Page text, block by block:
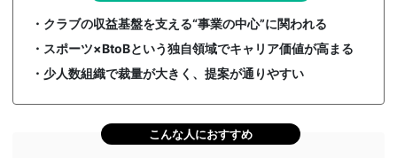
・クラブの収益基盤を支える“事業の中心”に関われる
・スポーツ×BtoBという独自領域でキャリア価値が高まる
・少人数組織で裁量が大きく、提案が通りやすい
こんな人におすすめ